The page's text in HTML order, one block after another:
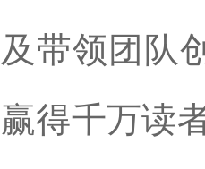
及带领团队
赢得千万读